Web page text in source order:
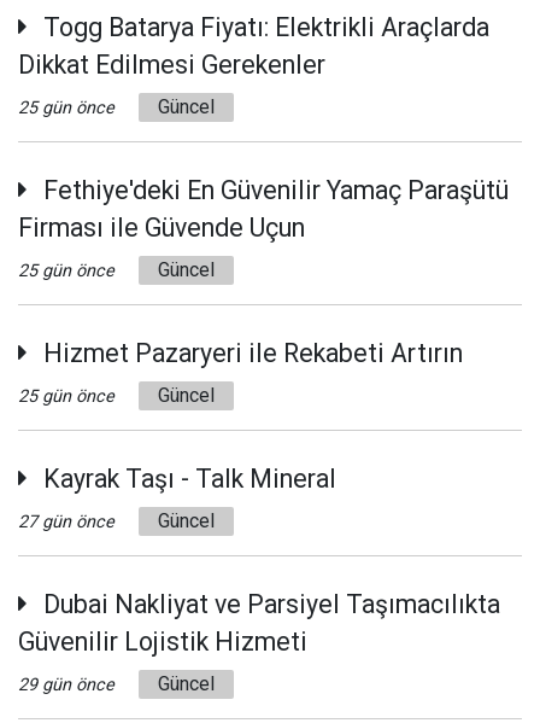
Togg Batarya Fiyatı: Elektrikli Araçlarda
Dikkat Edilmesi Gerekenler
25 gün önce Güncel
Fethiye'deki En Güvenilir Yamaç Paraşütü
Firması ile Güvende Uçun
25 gün önce Güncel
Hizmet Pazaryeri ile Rekabeti Artırın
25 gün önce Güncel
Kayrak Taşı - Talk Mineral
27 gün önce Güncel
Dubai Nakliyat ve Parsiyel Taşımacılıkta
Güvenilir Lojistik Hizmeti
29 gün önce Güncel